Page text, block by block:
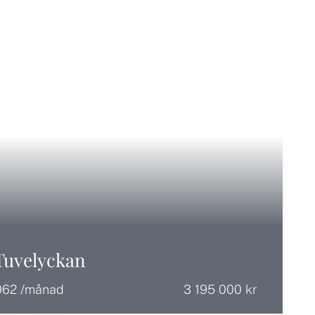
/månad 3 195 000 kr